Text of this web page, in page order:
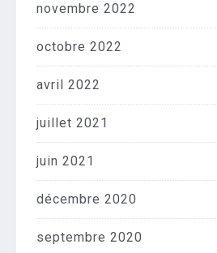
novembre 2022
octobre 2022
avril 2022
juillet 2021
juin 2021
décembre 2020
septembre 2020